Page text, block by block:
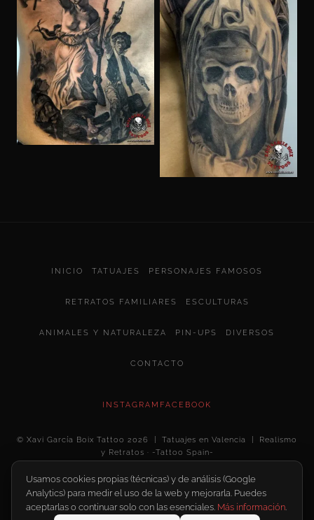
INICIO TATUAJES PERSONAJES FAMOSOS
RETRATOS FAMILIARES ESCULTURAS
ANIMALES Y NATURALEZA PIN-UPS DIVERSOS
CONTACTO
INSTAGRAM FACEBOOK
© Xavi García Boix Tattoo 2026 | Tatuajes en Valencia | Realismo
y Retratos · -Tattoo Spain-
Usamos cookies propias (técnicas) y de análisis (Google
Analytics) para medir el uso de la web y mejorarla. Puedes
aceptarlas o continuar solo con las esenciales. Más información.